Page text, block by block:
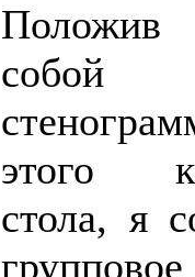
собой
этого
стола, я
групповое